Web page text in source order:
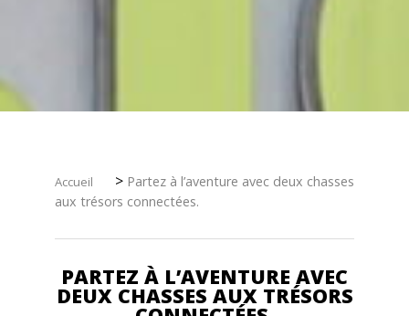
Centre aquatique Naturéo
Agenda
Accueil > Partez à l’aventure avec deux chasses
aux trésors connectées.
PARTEZ À L’AVENTURE AVEC
DEUX CHASSES AUX TRÉSORS